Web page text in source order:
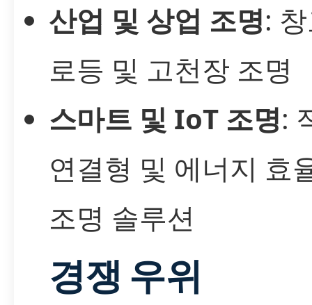
산업 및 상업 조명:
로등 및 고천장 조명
스마트 및 IoT 조명:
연결형 및 에너지 효
조명 솔루션
경쟁 우위